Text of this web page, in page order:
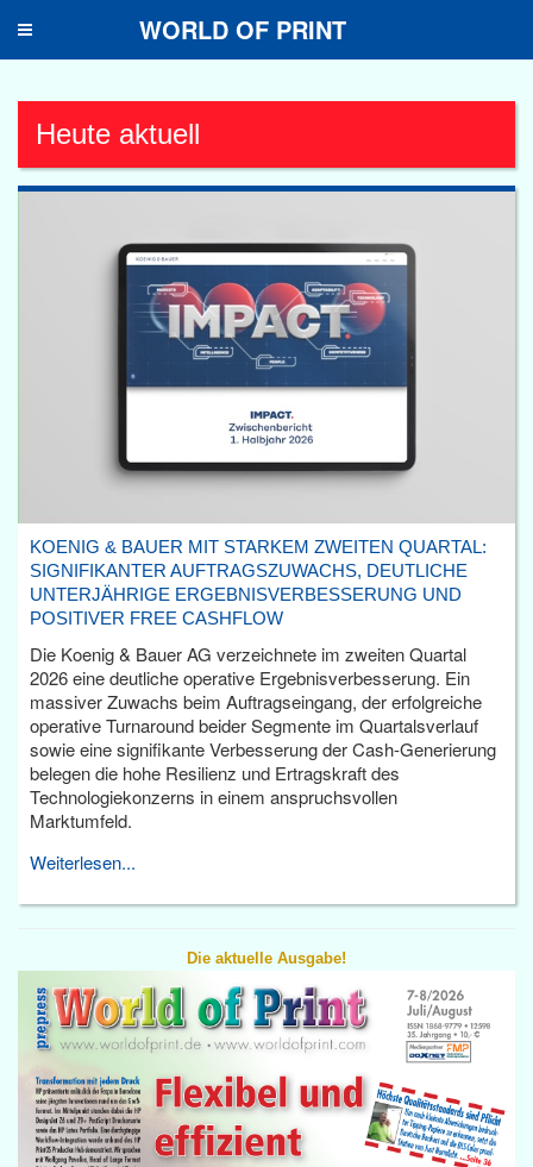
Toggle
WORLD OF PRINT
Heute aktuell
KOENIG & BAUER MIT STARKEM ZWEITEN QUARTAL:
SIGNIFIKANTER AUFTRAGSZUWACHS, DEUTLICHE
UNTERJÄHRIGE ERGEBNISVERBESSERUNG UND
POSITIVER FREE CASHFLOW
Die Koenig & Bauer AG verzeichnete im zweiten Quartal
2026 eine deutliche operative Ergebnisverbesserung. Ein
massiver Zuwachs beim Auftragseingang, der erfolgreiche
operative Turnaround beider Segmente im Quartalsverlauf
sowie eine signifikante Verbesserung der Cash-Generierung
belegen die hohe Resilienz und Ertragskraft des
Technologiekonzerns in einem anspruchsvollen
Marktumfeld.
Weiterlesen...
Die aktuelle Ausgabe!